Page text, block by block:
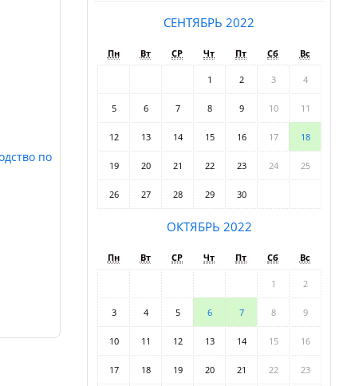
по
СЕНТЯБРЬ 2022
Пн Вт СР Чт Пт Сб Вс
1 2 3 4
5 6 7 8 9 10 11
12 13 14 15 16 17 18
19 20 21 22 23 24 25
26 27 28 29 30
ОКТЯБРЬ 2022
Пн Вт СР Чт Пт Сб Вс
1 2
3 4 5 6 7 8 9
10 11 12 13 14 15 16
17 18 19 20 21 22 23